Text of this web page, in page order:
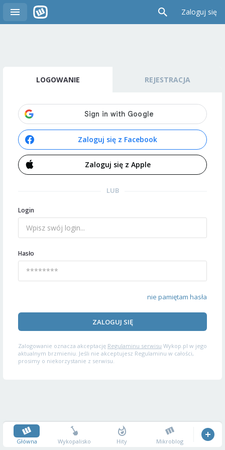
Zaloguj się
LOGOWANIE REJESTRACJA
Zaloguj się z Facebook
Zaloguj się z Apple
LUB
Login
Hasło
nie pamiętam hasła
ZALOGUJ SIĘ
Zalogowanie oznacza akceptację Regulaminu serwisu Wykop.pl w jego
aktualnym brzmieniu. Jeśli nie akceptujesz Regulaminu w całości,
prosimy o niekorzystanie z serwisu.
Główna Wykopalisko Hity Mikroblog